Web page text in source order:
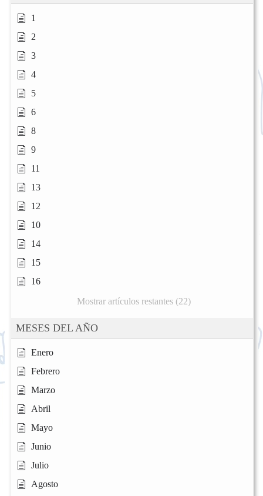
1
2
3
4
5
6
8
9
11
13
12
10
14
15
16
Mostrar artículos restantes (22)
MESES DEL AÑO
Enero
Febrero
Marzo
Abril
Mayo
Junio
Julio
Agosto